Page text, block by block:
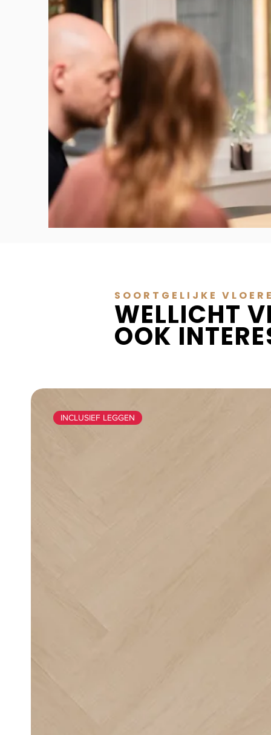
SOORTGELIJKE
WELLICHT
OOK
INCLUSIEF LEGGEN